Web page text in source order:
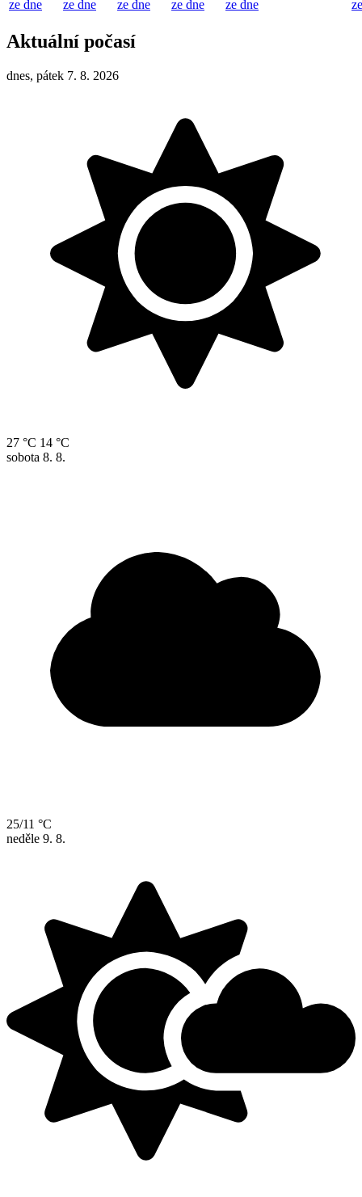
ze dne
ze dne
ze dne
ze dne
ze dne
Aktuální počasí
dnes, pátek 7. 8. 2026
27 °C 14 °C
sobota 8. 8.
25/11 °C
neděle 9. 8.